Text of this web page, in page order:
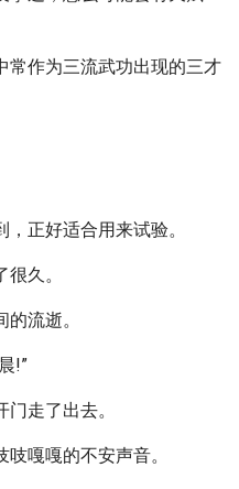
常作为三流武功出现的三才
正好适合用来试验。
久。
流逝。
!”
走了出去。
嘎嘎的不安声音。